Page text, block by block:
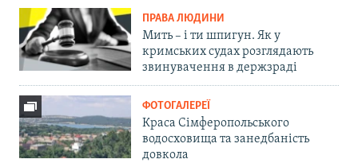
ПРАВА ЛЮДИНИ
Мить – і ти шпигун. Як у
кримських судах розглядають
звинувачення в держзраді
ФОТОГАЛЕРЕЇ
Краса Сімферопольського
водосховища та занедбаність
довкола